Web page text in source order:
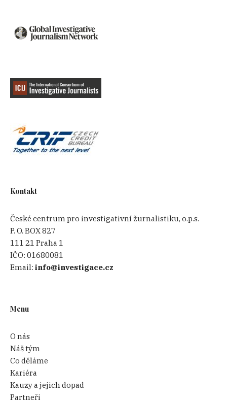
Kontakt
České centrum pro investigativní žurnalistiku, o.p.s.
P. O. BOX 827
111 21 Praha 1
IČO:01680081
Email:info@investigace.cz
Menu
O nás
Náš tým
Co děláme
Kariéra
Kauzy a jejich dopad
Partneři